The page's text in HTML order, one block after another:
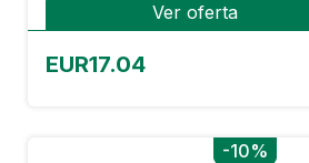
Ver oferta
EUR17.04
-10%